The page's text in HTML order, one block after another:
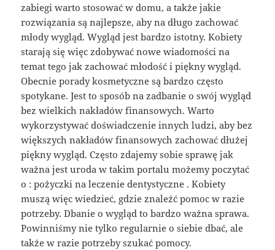
zabiegi warto stosować w domu, a także jakie
rozwiązania są najlepsze, aby na długo zachować
młody wygląd. Wygląd jest bardzo istotny. Kobiety
starają się więc zdobywać nowe wiadomości na
temat tego jak zachować młodość i piękny wygląd.
Obecnie porady kosmetyczne są bardzo często
spotykane. Jest to sposób na zadbanie o swój wygląd
bez wielkich nakładów finansowych. Warto
wykorzystywać doświadczenie innych ludzi, aby bez
większych nakładów finansowych zachować dłużej
piękny wygląd. Często zdajemy sobie sprawę jak
ważna jest uroda w takim portalu możemy poczytać
o : pożyczki na leczenie dentystyczne . Kobiety
muszą więc wiedzieć, gdzie znaleźć pomoc w razie
potrzeby. Dbanie o wygląd to bardzo ważna sprawa.
Powinniśmy nie tylko regularnie o siebie dbać, ale
także w razie potrzeby szukać pomocy.